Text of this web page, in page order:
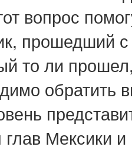
вопрос
прошедший
то ли
обратить
глав Мексики